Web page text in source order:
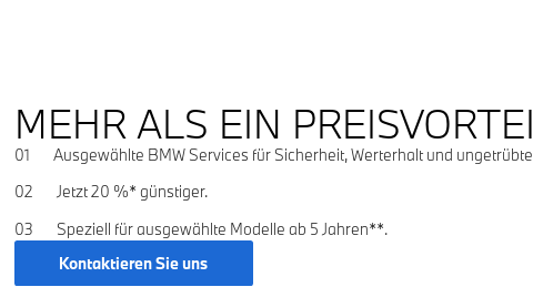
MEHR ALS EIN
01 Ausgewählte BMW Services für Sicherheit, Werterhalt und
02 Jetzt 20 %* günstiger.
03 Speziell für ausgewählte Modelle ab 5 Jahren**.
Kontaktieren Sie uns